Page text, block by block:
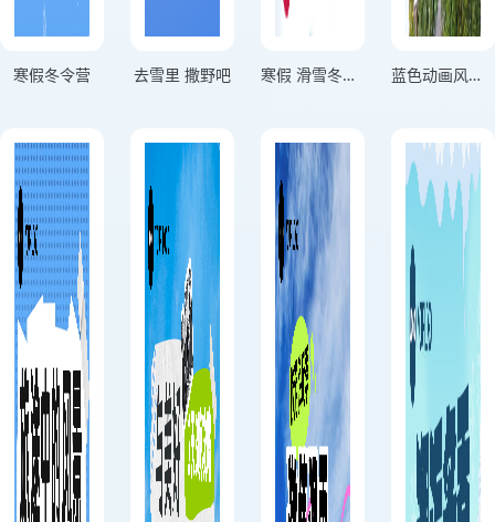
寒假冬令营 去雪里 撒野吧 寒假 滑雪冬令营 蓝色动画风海边旅游观光网红景点打卡旅游宣传海报